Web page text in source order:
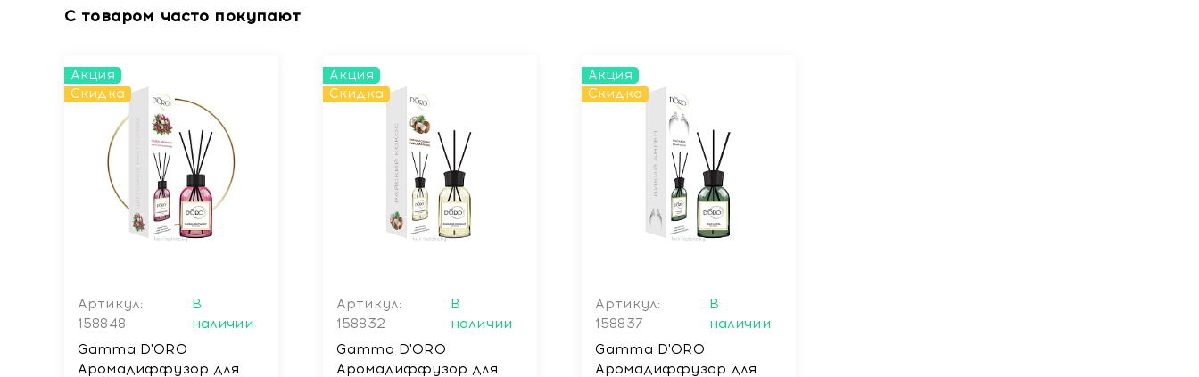
С товаром часто покупают
Акция
Скидка
Артикул:
158848
В
наличии
Gamma D'ORO
Аромадиффузор для
Акция
Скидка
Артикул:
158832
В
наличии
Gamma D'ORO
Аромадиффузор для
Акция
Скидка
Артикул:
158837
В
наличии
Gamma D'ORO
Аромадиффузор для